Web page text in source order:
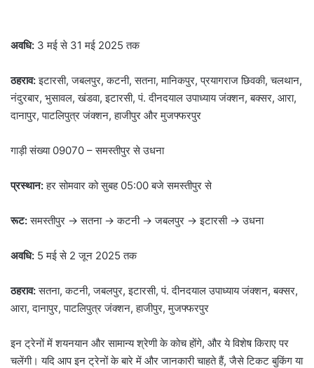
अवधि: 3 मई से 31 मई 2025 तक
ठहराव: इटारसी, जबलपुर, कटनी, सतना, मानिकपुर, प्रयागराज छिवकी, चलथान,
नंदुरबार, भुसावल, खंडवा, इटारसी, पं. दीनदयाल उपाध्याय जंक्शन, बक्सर, आरा,
दानापुर, पाटलिपुत्र जंक्शन, हाजीपुर और मुजफ्फरपुर
गाड़ी संख्या 09070 – समस्तीपुर से उधना
प्रस्थान: हर सोमवार को सुबह 05:00 बजे समस्तीपुर से
रूट: समस्तीपुर → सतना → कटनी → जबलपुर → इटारसी → उधना
अवधि: 5 मई से 2 जून 2025 तक
ठहराव: सतना, कटनी, जबलपुर, इटारसी, पं. दीनदयाल उपाध्याय जंक्शन, बक्सर,
आरा, दानापुर, पाटलिपुत्र जंक्शन, हाजीपुर, मुजफ्फरपुर
इन ट्रेनों में शयनयान और सामान्य श्रेणी के कोच होंगे, और ये विशेष किराए पर
चलेंगी। यदि आप इन ट्रेनों के बारे में और जानकारी चाहते हैं, जैसे टिकट बुकिंग या